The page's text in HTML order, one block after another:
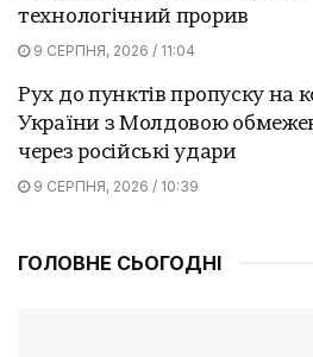
технологічний прорив
9 СЕРПНЯ, 2026 / 11:04
Рух до пунктів пропуску на
України з Молдовою
через російські удари
9 СЕРПНЯ, 2026 / 10:39
ГОЛОВНЕ СЬОГОДНІ